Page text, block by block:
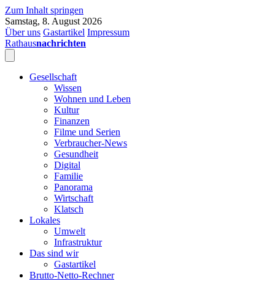
Zum Inhalt springen
Samstag, 8. August 2026
Über uns Gastartikel Impressum
Rathausnachrichten
Gesellschaft
Wissen
Wohnen und Leben
Kultur
Finanzen
Filme und Serien
Verbraucher-News
Gesundheit
Digital
Familie
Panorama
Wirtschaft
Klatsch
Lokales
Umwelt
Infrastruktur
Das sind wir
Gastartikel
Brutto-Netto-Rechner